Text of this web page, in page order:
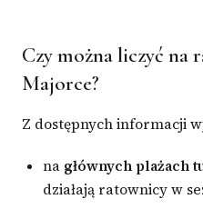
Czy można liczyć na
Majorce?
Z dostępnych informacji
na głównych plażach
działają ratownicy w